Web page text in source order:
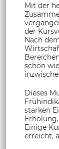
Mit der
der
Nach
schon
Dieses
starken
Einige
erreicht,